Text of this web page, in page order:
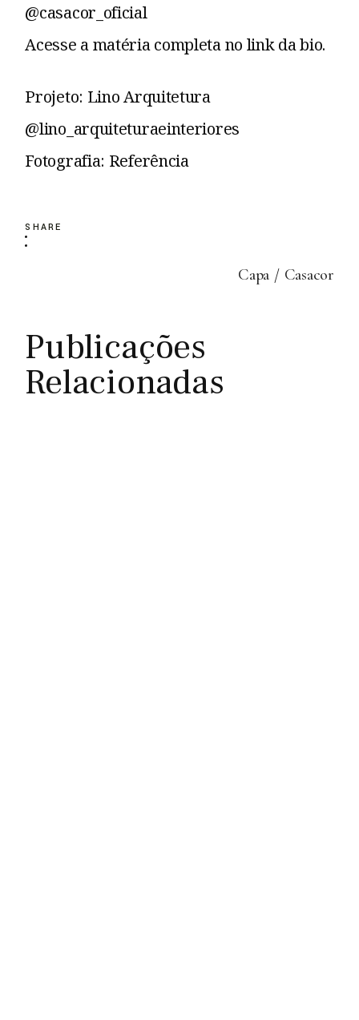
@casacor_oficial
Acesse a matéria completa no link da bio.
Projeto: Lino Arquitetura
@lino_arquiteturaeinteriores
Fotografia: Referência
SHARE
Capa Casacor
Publicações
Relacionadas